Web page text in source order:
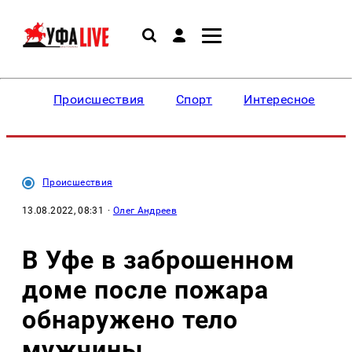
Происшествия Спорт Интересное
Происшествия
13.08.2022, 08:31 · Олег Андреев
В Уфе в заброшенном
доме после пожара
обнаружено тело